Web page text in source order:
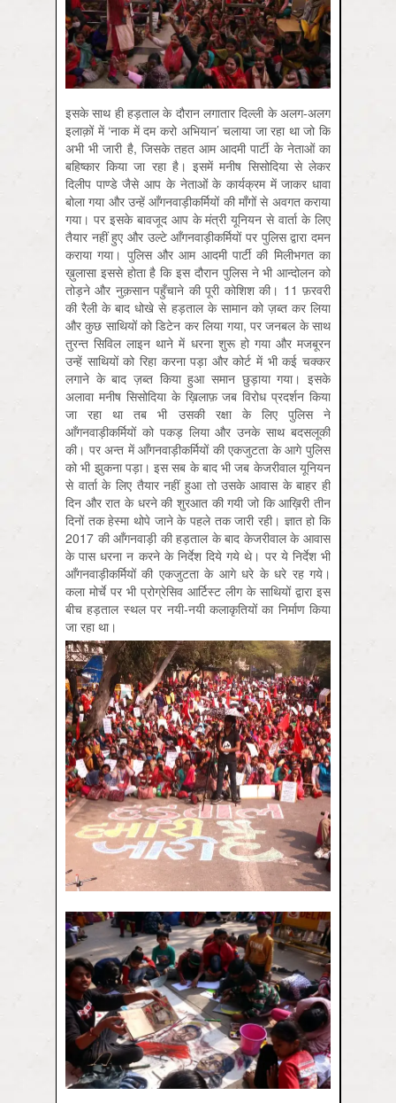
इसके साथ ही हड़ताल के दौरान लगातार दिल्ली के अलग-अलग
इलाक़ों में ‘नाक में दम करो अभियान’ चलाया जा रहा था जो कि
अभी भी जारी है, जिसके तहत आम आदमी पार्टी के नेताओं का
बहिष्कार किया जा रहा है। इसमें मनीष सिसोदिया से लेकर
दिलीप पाण्डे जैसे आप के नेताओं के कार्यक्रम में जाकर धावा
बोला गया और उन्हें आँगनवाड़ीकर्मियों की माँगों से अवगत कराया
गया। पर इसके बावजूद आप के मंत्री यूनियन से वार्ता के लिए
तैयार नहीं हुए और उल्टे आँगनवाड़ीकर्मियों पर पुलिस द्वारा दमन
कराया गया। पुलिस और आम आदमी पार्टी की मिलीभगत का
ख़ुलासा इससे होता है कि इस दौरान पुलिस ने भी आन्दोलन को
तोड़ने और नुक़सान पहुँचाने की पूरी कोशिश की। 11 फ़रवरी
की रैली के बाद धोखे से हड़ताल के सामान को ज़ब्त कर लिया
और कुछ साथियों को डिटेन कर लिया गया, पर जनबल के साथ
तुरन्त सिविल लाइन थाने में धरना शुरू हो गया और मजबूरन
उन्हें साथियों को रिहा करना पड़ा और कोर्ट में भी कई चक्कर
लगाने के बाद ज़ब्त किया हुआ समान छुड़ाया गया। इसके
अलावा मनीष सिसोदिया के ख़िलाफ़ जब विरोध प्रदर्शन किया
जा रहा था तब भी उसकी रक्षा के लिए पुलिस ने
आँगनवाड़ीकर्मियों को पकड़ लिया और उनके साथ बदसलूकी
की। पर अन्त में आँगनवाड़ीकर्मियों की एकजुटता के आगे पुलिस
को भी झुकना पड़ा। इस सब के बाद भी जब केजरीवाल यूनियन
से वार्ता के लिए तैयार नहीं हुआ तो उसके आवास के बाहर ही
दिन और रात के धरने की शुरआत की गयी जो कि आख़िरी तीन
दिनों तक हेस्मा थोपे जाने के पहले तक जारी रही। ज्ञात हो कि
2017 की आँगनवाड़ी की हड़ताल के बाद केजरीवाल के आवास
के पास धरना न करने के निर्देश दिये गये थे। पर ये निर्देश भी
आँगनवाड़ीकर्मियों की एकजुटता के आगे धरे के धरे रह गये।
कला मोर्चे पर भी प्रोग्रेसिव आर्टिस्ट लीग के साथियों द्वारा इस
बीच हड़ताल स्थल पर नयी-नयी कलाकृतियों का निर्माण किया
जा रहा था।